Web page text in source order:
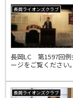
長岡ライオンズクラブ
長岡LC 第1597回例
ージをご覧ください。
長岡ライオンズクラブ